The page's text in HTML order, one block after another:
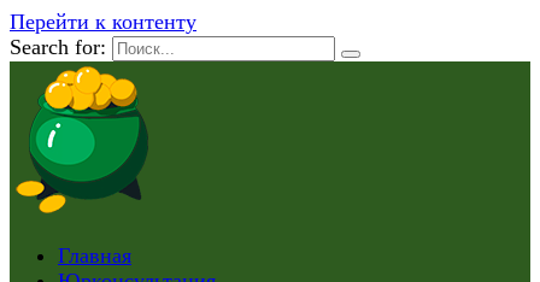
Перейти к контенту
Search for:
Главная